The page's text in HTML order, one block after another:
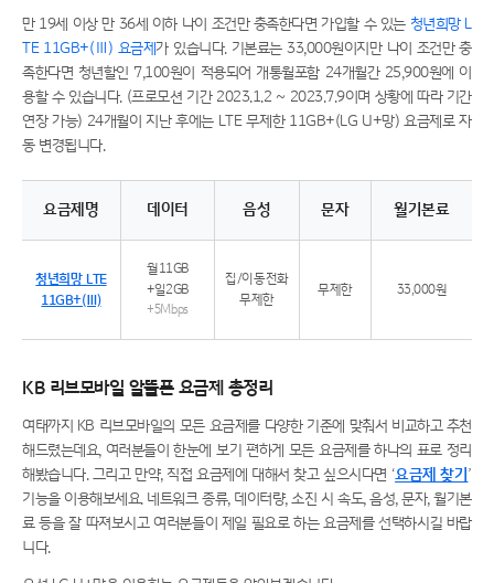
만 19세 이상 만 36세 이하 나이 조건만 충족한다면 가입할 수 있는 청년희망 L
TE 11GB+(Ⅲ) 요금제가 있습니다. 기본료는 33,000원이지만 나이 조건만 충
족한다면 청년할인 7,100원이 적용되어 개통월포함 24개월간 25,900원에 이
용할 수 있습니다. (프로모션 기간 2023.1.2 ~ 2023.7.9이며 상황에 따라 기간
연장 가능) 24개월이 지난 후에는 LTE 무제한 11GB+(LG U+망) 요금제로 자
동 변경됩니다.
요금제명 데이터 음성 문자 월기본료
청년희망 LTE
11GB+(Ⅲ)
월11GB
+일2GB
+5Mbps
집/이동전화
무제한
무제한 33,000원
KB 리브모바일 알뜰폰 요금제 총정리
여태까지 KB 리브모바일의 모든 요금제를 다양한 기준에 맞춰서 비교하고 추천
해드렸는데요, 여러분들이 한눈에 보기 편하게 모든 요금제를 하나의 표로 정리
해봤습니다. 그리고 만약, 직접 요금제에 대해서 찾고 싶으시다면 ‘요금제 찾기 ’
기능을 이용해보세요. 네트워크 종류, 데이터량, 소진 시 속도, 음성, 문자, 월기본
료 등을 잘 따져보시고 여러분들이 제일 필요로 하는 요금제를 선택하시길 바랍
니다.